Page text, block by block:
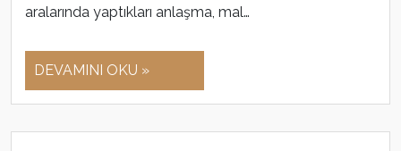
aralarında yaptıkları anlaşma, mal…
DEVAMINI OKU »